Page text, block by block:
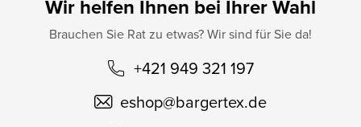
Wir helfen Ihnen bei Ihrer Wahl
Brauchen Sie Rat zu etwas? Wir sind für Sie da!
+421 949 321 197
eshop@bargertex.de